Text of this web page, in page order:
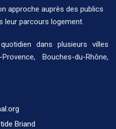
approche auprès des publics
leur parcours logement.
dans plusieursvilles
,Bouches-du-Rhône,
Briand